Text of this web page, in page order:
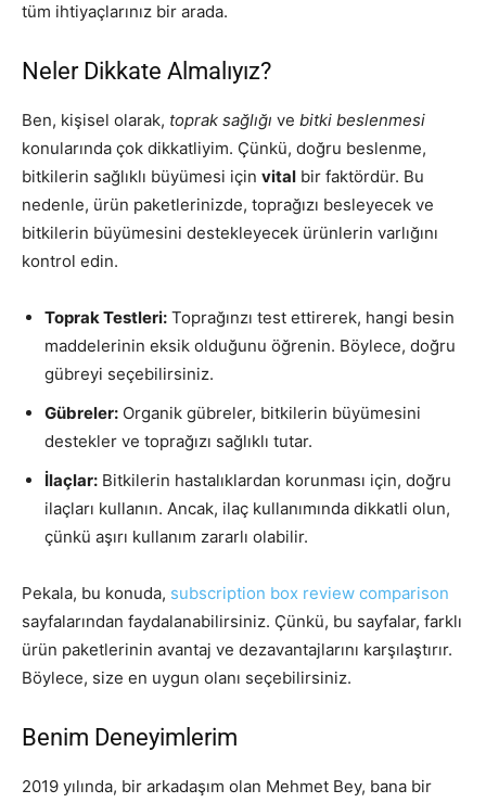
tüm ihtiyaçlarınız bir arada.
Neler Dikkate Almalıyız?
Ben, kişisel olarak, toprak sağlığı ve bitki beslenmesi
konularında çok dikkatliyim. Çünkü, doğru beslenme,
bitkilerin sağlıklı büyümesi için vital bir faktördür. Bu
nedenle, ürün paketlerinizde, toprağızı besleyecek ve
bitkilerin büyümesini destekleyecek ürünlerin varlığını
kontrol edin.
Toprak Testleri: Toprağınzı test ettirerek, hangi besin
maddelerinin eksik olduğunu öğrenin. Böylece, doğru
gübreyi seçebilirsiniz.
Gübreler: Organik gübreler, bitkilerin büyümesini
destekler ve toprağızı sağlıklı tutar.
İlaçlar: Bitkilerin hastalıklardan korunması için, doğru
ilaçları kullanın. Ancak, ilaç kullanımında dikkatli olun,
çünkü aşırı kullanım zararlı olabilir.
Pekala, bu konuda, subscription box review comparison
sayfalarından faydalanabilirsiniz. Çünkü, bu sayfalar, farklı
ürün paketlerinin avantaj ve dezavantajlarını karşılaştırır.
Böylece, size en uygun olanı seçebilirsiniz.
Benim Deneyimlerim
2019 yılında, bir arkadaşım olan Mehmet Bey, bana bir